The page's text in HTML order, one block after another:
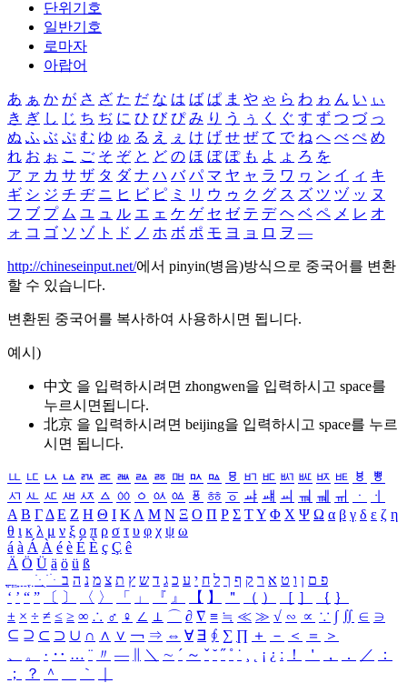
단위기호
일반기호
로마자
아랍어
あ ぁ か が さ ざ た だ な は ば ぱ ま や ゃ ら わ ゎ ん い ぃ
き ぎ し じ ち ぢ に ひ び ぴ み り う ぅ く ぐ す ず つ づ っ
ぬ ふ ぶ ぷ む ゆ ゅ る え ぇ け げ せ ぜ て で ね へ べ ぺ め
れ お ぉ こ ご そ ぞ と ど の ほ ぼ ぽ も よ ょ ろ を
ア ァ カ サ ザ タ ダ ナ ハ バ パ マ ヤ ャ ラ ワ ヮ ン イ ィ キ
ギ シ ジ チ ヂ ニ ヒ ビ ピ ミ リ ウ ゥ ク グ ス ズ ツ ヅ ッ ヌ
フ ブ プ ム ユ ュ ル エ ェ ケ ゲ セ ゼ テ デ ヘ ベ ペ メ レ オ
ォ コ ゴ ソ ゾ ト ド ノ ホ ボ ポ モ ヨ ョ ロ ヲ ―
http://chineseinput.net/에서 pinyin(병음)방식으로 중국어를 변환
할 수 있습니다.
변환된 중국어를 복사하여 사용하시면 됩니다.
예시)
中文 을 입력하시려면 zhongwen을 입력하시고 space를
누르시면됩니다.
北京 을 입력하시려면 beijing을 입력하시고 space를 누르
시면 됩니다.
ㅥ ㅦ ㅧ ㅨ ㅩ ㅪ ㅫ ㅬ ㅭ ㅮ ㅯ ㅰ ㅱ ㅲ ㅳ ㅴ ㅵ ㅶ ㅷ ㅸ
ㅹ
ㅺ ㅻ ㅼ ㅽ ㅾ ㅿ ㆀ ㆁ ㆂ ㆃ ㆄ ㆅ ㆆ ㆇ ㆈ ㆉ ㆊ ㆋ ㆌ ㆍ
ㆎ
Α Β ΓΔ Ε Ζ Η Θ Ι ΚΛ Μ Ν Ξ Ο Π Ρ Σ ΤΥ Φ Χ Ψ Ω α β γ δ ε ζ η
θ ι κ λ μ ν ξ ο π ρ σ τ υ φ χ ψ ω
á à Á À é è É È ç Ç ê
Ä Ö Ü ä ö ü ß
ִֶֹ ֻּ ׁׂ פ ם ן ו ט א ר ק ף ך ל ח י ע כ ג ד ש ץ ת צ מ נ ה ב
‘ ’ “ ” 〔 〕 〈 〉 「 」 『 』 【 】 ＂ （ ） ［ ］ ｛ ｝
± × ÷ ≠ ≤ ≥ ∞ ∴ ♂ ♀ ∠ ⊥ ⌒ ∂ ∇ ≡ ≒ ≪ ≫ √ ∽ ∝ ∵ ∫ ∬ ∈ ∋
⊆ ⊇ ⊂ ⊃ ∪ ∩ ∧ ∨ ￢ ⇒ ⇔ ∀ ∃ ∮ ∑ ∏ ＋ － ＜ ＝
＞
、
。 · ‥ … ¨ 〃 ― ＼ ∼ ´ ～ ˇ ˘ ˝ ˚ ˙ ¸ ¡ ¿ ː ！ ＇ ， ． ／
：
；
？ ＾ ｀